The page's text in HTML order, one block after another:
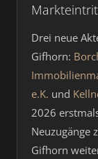
Drei neue
Gifhorn:
e.K. und
2026
Neuzugänge
Gifhorn